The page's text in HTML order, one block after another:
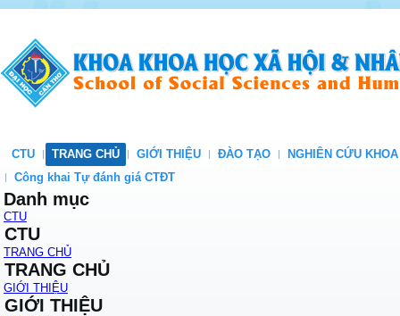
CTU TRANG CHỦ GIỚI THIỆU ĐÀO TẠO
NGHIÊN CỨU
Công khai Tự đánh giá CTĐT
Danh mục
CTU
CTU
TRANG CHỦ
TRANG CHỦ
GIỚI THIỆU
GIỚI THIỆU